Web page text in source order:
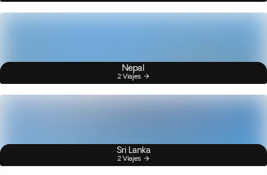
Nepal
2 Viajes
Sri Lanka
2 Viajes